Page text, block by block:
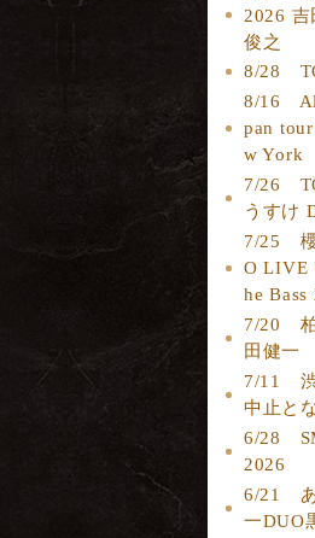
2026 吉
俊之
8/28
8/16
pan
w York
7/26
うすけ
7/25
O LIVE
he Bass
7/20
田健一
7/11
中止と
6/28
2026
6/21
一DUO